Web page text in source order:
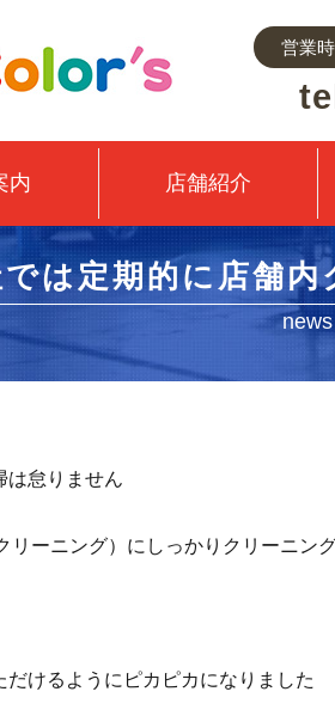
営業
内 店舗紹介
では定期的に店舗
news
怠りません
リーニング）にしっかりクリーニン
けるようにピカピカになりました